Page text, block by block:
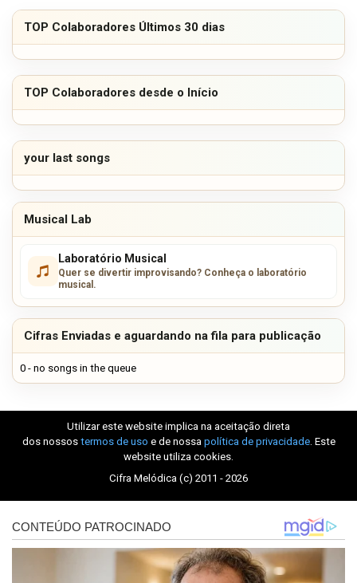
TOP Colaboradores Últimos 30 dias
TOP Colaboradores desde o Início
your last songs
Musical Lab
Laboratório Musical
Quer se divertir improvisando? Conheça o laboratório
musical.
Cifras Enviadas e aguardando na fila para publicação
0 - no songs in the queue
Utilizar este website implica na aceitação direta
dos nossos termos de uso e de nossa política de privacidade. Este
website utiliza cookies.
Cifra Melódica (c) 2011 - 2026